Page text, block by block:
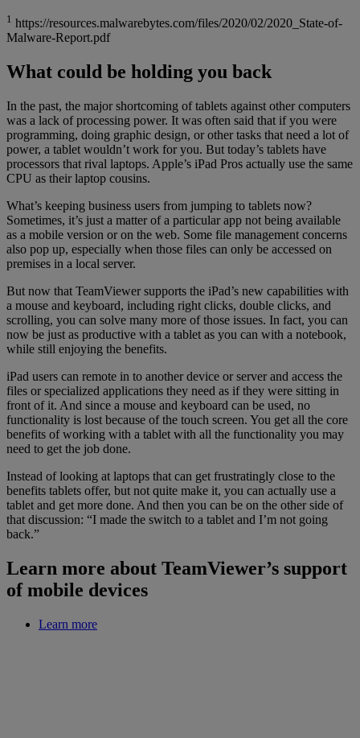
1 https://resources.malwarebytes.com/files/2020/02/2020_State-of-
Malware-Report.pdf
What could be holding you back
In the past, the major shortcoming of tablets against other computers
was a lack of processing power. It was often said that if you were
programming, doing graphic design, or other tasks that need a lot of
power, a tablet wouldn’t work for you. But today’s tablets have
processors that rival laptops. Apple’s iPad Pros actually use the same
CPU as their laptop cousins.
What’s keeping business users from jumping to tablets now?
Sometimes, it’s just a matter of a particular app not being available
as a mobile version or on the web. Some file management concerns
also pop up, especially when those files can only be accessed on
premises in a local server.
But now that TeamViewer supports the iPad’s new capabilities with
a mouse and keyboard, including right clicks, double clicks, and
scrolling, you can solve many more of those issues. In fact, you can
now be just as productive with a tablet as you can with a notebook,
while still enjoying the benefits.
iPad users can remote in to another device or server and access the
files or specialized applications they need as if they were sitting in
front of it. And since a mouse and keyboard can be used, no
functionality is lost because of the touch screen. You get all the core
benefits of working with a tablet with all the functionality you may
need to get the job done.
Instead of looking at laptops that can get frustratingly close to the
benefits tablets offer, but not quite make it, you can actually use a
tablet and get more done. And then you can be on the other side of
that discussion: “I made the switch to a tablet and I’m not going
back.”
Learn more about TeamViewer’s support
of mobile devices
Learn more